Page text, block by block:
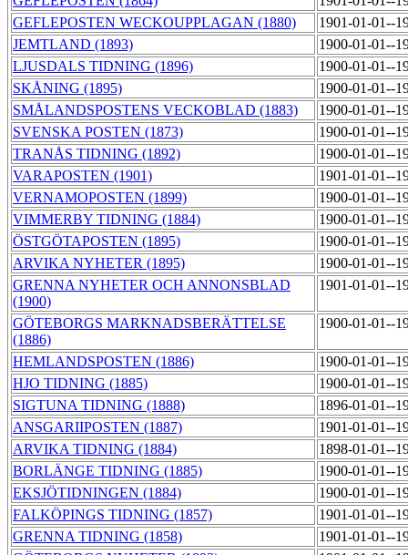
GEFLEPOSTEN WECKOUPPLAGAN (1880)
1901-01-01--
JEMTLAND (1893)
1900-01-01--
LJUSDALS TIDNING (1896)
1900-01-01--
SKÅNING (1895)
1900-01-01--
SMÅLANDSPOSTENS VECKOBLAD (1883)
1900-01-01--
SVENSKA POSTEN (1873)
1900-01-01--
TRANÅS TIDNING (1892)
1900-01-01--
VARAPOSTEN (1901)
1901-01-01--
VERNAMOPOSTEN (1899)
1900-01-01--
VIMMERBY TIDNING (1884)
1900-01-01--
ÖSTGÖTAPOSTEN (1895)
1900-01-01--
ARVIKA NYHETER (1895)
1900-01-01--
GRENNA NYHETER OCH ANNONSBLAD
(1900)
1901-01-01--
GÖTEBORGS MARKNADSBERÄTTELSE
(1886)
1900-01-01--
HEMLANDSPOSTEN (1886)
1900-01-01--
HJO TIDNING (1885)
1900-01-01--
SIGTUNA TIDNING (1888)
1896-01-01--
ANSGARIIPOSTEN (1887)
1901-01-01--
ARVIKA TIDNING (1884)
1898-01-01--
BORLÄNGE TIDNING (1885)
1900-01-01--
EKSJÖTIDNINGEN (1884)
1900-01-01--
FALKÖPINGS TIDNING (1857)
1901-01-01--
GRENNA TIDNING (1858)
1901-01-01--